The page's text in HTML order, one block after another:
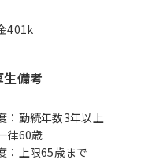
401k
備考
：勤続年数3年以上
律60歳